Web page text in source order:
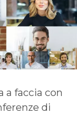
a faccia con
di